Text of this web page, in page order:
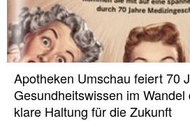
Apotheken Umschau feiert 70
Gesundheitswissen im
klare Haltung für die Zukunft